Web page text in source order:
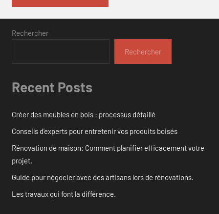
Rechercher
Rechercher
Recent Posts
Créer des meubles en bois : processus détaillé
Conseils d’experts pour entretenir vos produits boisés
Rénovation de maison: Comment planifier efficacement votre
projet.
Guide pour négocier avec des artisans lors de rénovations.
Les travaux qui font la différence.